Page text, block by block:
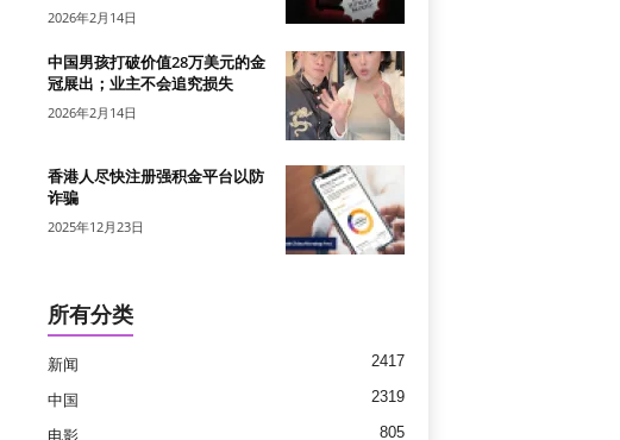
2026年2月14日
中国男孩打破价值28万美元的金
冠展出；业主不会追究损失
2026年2月14日
香港人尽快注册强积金平台以防
诈骗
2025年12月23日
所有分类
新闻 2417
中国 2319
电影 805